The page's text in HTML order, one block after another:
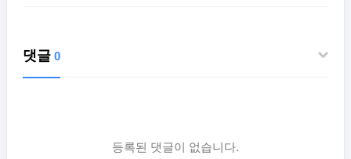
댓글 0
등록된 댓글이 없습니다.